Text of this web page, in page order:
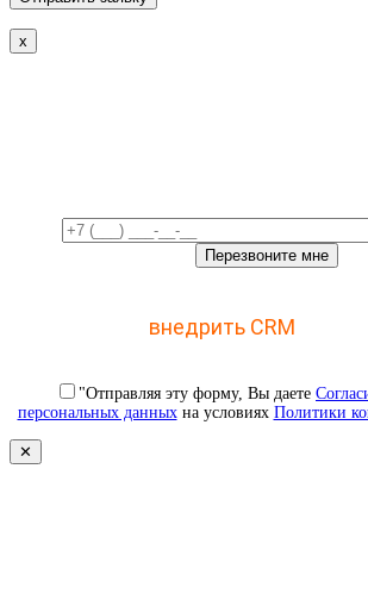
x
внедрить CRM
"Отправляя эту форму, Вы даете
персональных данныхна условиях Политики
✕